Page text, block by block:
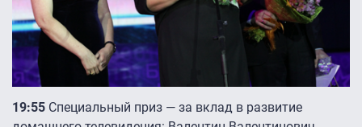
19:55 Специальный приз — за вклад в развитие